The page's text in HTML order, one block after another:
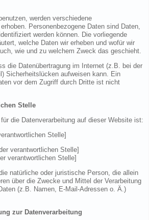
werden verschiedene
Personenbezogene Daten sind Daten,
werden können. Die vorliegende
welche Daten wir erheben und wofür wir
wie und zu welchem Zweck das geschieht.
die Datenübertragung im Internet (z.B. bei der
Sicherheitslücken aufweisen kann. Ein
vor dem Zugriff durch Dritte ist nicht
Stelle
die Datenverarbeitung auf dieser Website ist:
Stelle]
verantwortlichen Stelle]
verantwortlichen Stelle]
natürliche oder juristische Person, die allein
über die Zwecke und Mittel der Verarbeitung
(z.B. Namen, E-Mail-Adressen o. Ä.)
zur Datenverarbeitung